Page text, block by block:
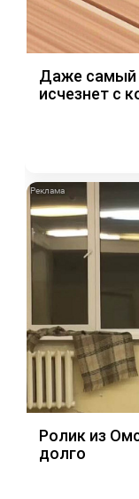
Даже самый
исчезнет с
Ролик из
долго